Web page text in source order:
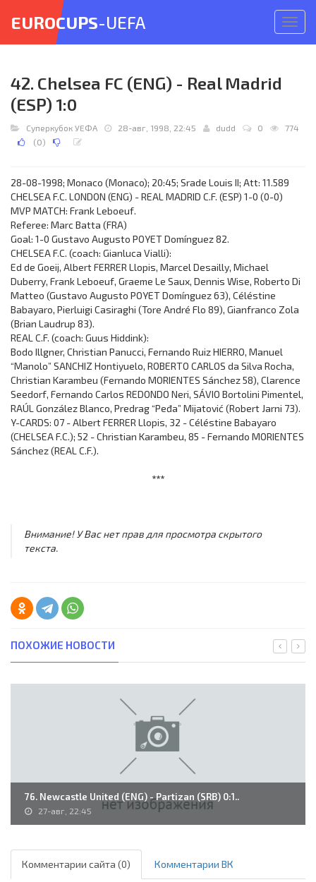
меню
EUROCUPS-UEFA
42. Chelsea FC (ENG) - Real Madrid
(ESP) 1:0
Суперкубок УЕФА 28-авг, 1998, 22:45 dudd 0
774
(0)
28-08-1998; Monaco (Monaco); 20:45; Srade Louis II; Att: 11.589
CHELSEA F.C. LONDON (ENG) - REAL MADRID C.F. (ESP) 1-0 (0-0)
MVP MATCH: Frank Leboeuf.
Referee: Marc Batta (FRA)
Goal: 1-0 Gustavo Augusto POYET Domínguez 82.
CHELSEA F.C. (coach: Gianluca Vialli):
Ed de Goeij, Albert FERRER Llopis, Marcel Desailly, Michael
Duberry, Frank Leboeuf, Graeme Le Saux, Dennis Wise, Roberto Di
Matteo (Gustavo Augusto POYET Domínguez 63), Céléstine
Babayaro, Pierluigi Casiraghi (Tore André Flo 89), Gianfranco Zola
(Brian Laudrup 83).
REAL C.F. (coach: Guus Hiddink):
Bodo Illgner, Christian Panucci, Fernando Ruiz HIERRO, Manuel
“Manolo” SANCHIZ Hontiyuelo, ROBERTO CARLOS da Silva Rocha,
Christian Karambeu (Fernando MORIENTES Sánchez 58), Clarence
Seedorf, Fernando Carlos REDONDO Neri, SÁVIO Bortolini Pimentel,
RAÚL González Blanco, Predrag “Peđa” Mijatović (Robert Jarni 73).
Y-CARDS: 07 - Albert FERRER Llopis, 32 - Céléstine Babayaro
(CHELSEA F.C.); 52 - Christian Karambeu, 85 - Fernando MORIENTES
Sánchez (REAL C.F.).
***
Внимание! У Вас нет прав для просмотра скрытого
текста.
ПОХОЖИЕ НОВОСТИ
76. Newcastle United (ENG) - Partizan (SRB) 0:1..
27-авг, 22:45
Комментарии сайта (0) Комментарии ВК